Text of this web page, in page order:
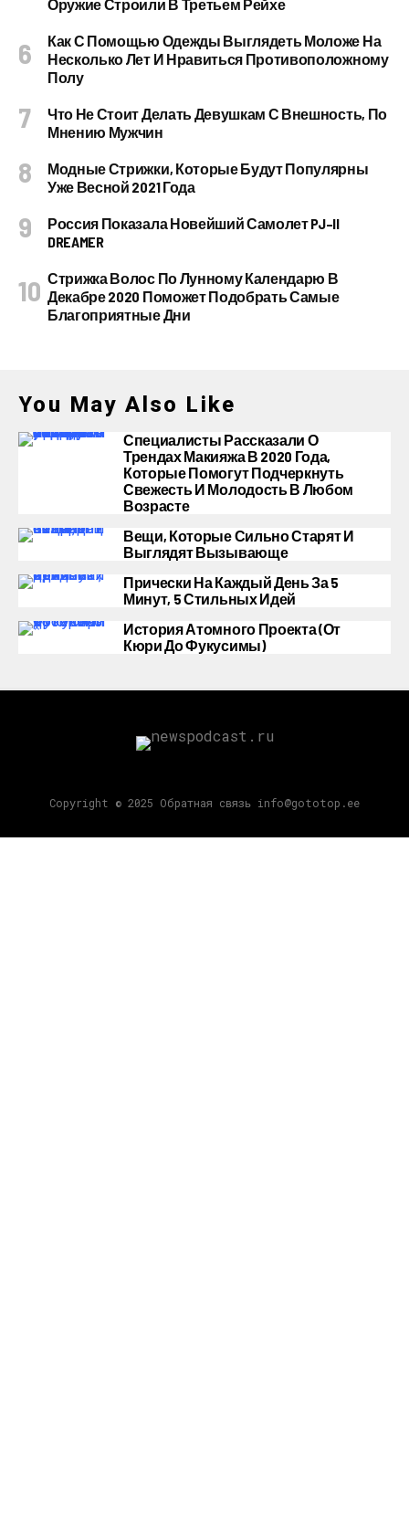
Оружие Строили В Третьем Рейхе
Как С Помощью Одежды Выглядеть Моложе На
Несколько Лет И Нравиться Противоположному
Полу
Что Не Стоит Делать Девушкам С Внешность, По
Мнению Мужчин
Модные Стрижки, Которые Будут Популярны
Уже Весной 2021 Года
Россия Показала Новейший Самолет PJ–II
DREAMER
Стрижка Волос По Лунному Календарю В
Декабре 2020 Поможет Подобрать Самые
Благоприятные Дни
You May Also Like
Специалисты Рассказали О
Трендах Макияжа В 2020 Года,
Которые Помогут Подчеркнуть
Свежесть И Молодость В Любом
Возрасте
Вещи, Которые Сильно Старят И
Выглядят Вызывающе
Прически На Каждый День За 5
Минут, 5 Стильных Идей
История Атомного Проекта (от
Кюри До Фукусимы)
Copyright © 2025 Обратная связь info@gototop.ee